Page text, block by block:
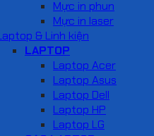
Mực in phun
Mực in laser
& Linh kiện
LAPTOP
Laptop Acer
Laptop Asus
Laptop Dell
Laptop HP
Laptop LG